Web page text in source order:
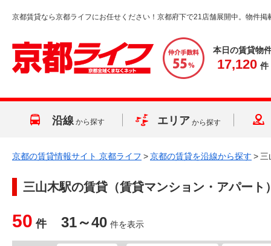
京都賃貸なら京都ライフにお任せください！京都府下で21店舗展開中。物件掲
本日の賃貸物
17,120 件
沿線 から探す エリア から探す
京都の賃貸情報サイト 京都ライフ >京都の賃貸を沿線から探す > 三
三山木駅の賃貸（賃貸マンション・アパート
50 件 31～40 件を表示